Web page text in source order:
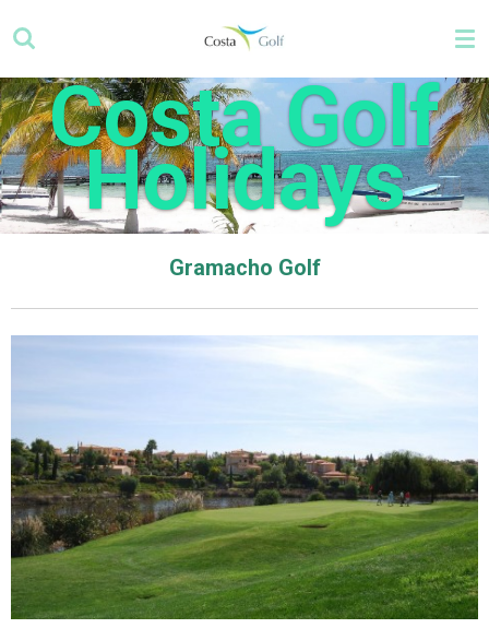
Hauptinhalt
springenCosta Golf
Holidays
Gramacho Golf